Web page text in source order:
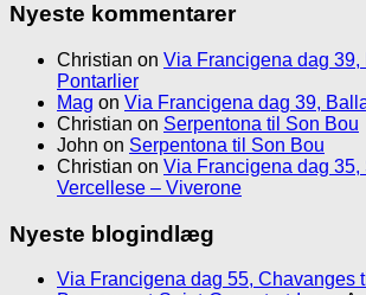
Nyeste kommentarer
Christian on Via Francigena dag 39,
Pontarlier
Mag on Via Francigena dag 39,
Christian on Serpentona til Son Bou
John on Serpentona til Son Bou
Christian on Via Francigena dag 35,
Vercellese – Viverone
Nyeste blogindlæg
Via Francigena dag 55, Chavanges